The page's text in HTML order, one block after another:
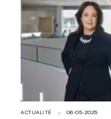
ACTUALITÉ 06-05-2025